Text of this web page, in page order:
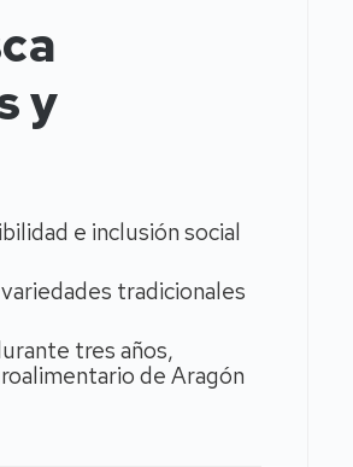
y
e inclusión social
tradicionales
tres años,
de Aragón